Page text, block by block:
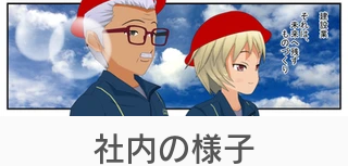
社内の様子